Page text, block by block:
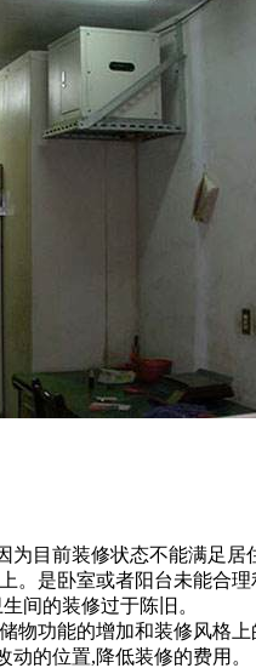
为目前装修状态不能满足居
。是卧室或者阳台未能合
间的装修过于陈旧。
物功能的增加和装修风格
的位置,降低装修的费用。